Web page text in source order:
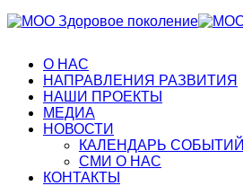
О НАС
НАПРАВЛЕНИЯ РАЗВИТИЯ
НАШИ ПРОЕКТЫ
МЕДИА
НОВОСТИ
КАЛЕНДАРЬ СОБЫТИЙ
СМИ О НАС
КОНТАКТЫ